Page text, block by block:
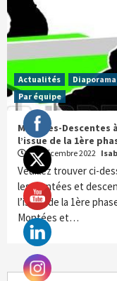
Actualités
Diaporama
Par équipe
Montées-Descentes à
l’issue de la 1ère
22 décembre 2022
Veuillez trouver ci-
les montées et
l’issue de la 1ère
Montées et…